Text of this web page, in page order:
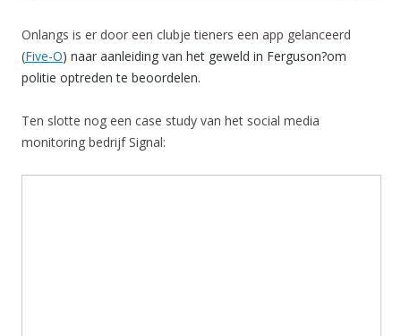
Onlangs is er door een clubje tieners een app gelanceerd
(Five-O) naar aanleiding van het geweld in Ferguson?om
politie optreden te beoordelen.
Ten slotte nog een case study van het social media
monitoring bedrijf Signal: